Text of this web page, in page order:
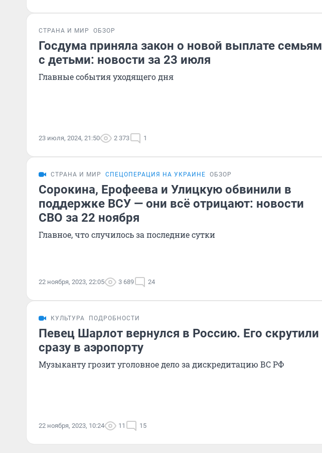
СТРАНА И МИР ОБЗОР
Госдума приняла закон о новой выплате семьям
с детьми: новости за 23 июля
Главные события уходящего дня
23 июля, 2024, 21:50 2 373 1
СТРАНА И МИР СПЕЦОПЕРАЦИЯ НА УКРАИНЕ ОБЗОР
Сорокина, Ерофеева и Улицкую обвинили в
поддержке ВСУ — они всё отрицают: новости
СВО за 22 ноября
Главное, что случилось за последние сутки
22 ноября, 2023, 22:05 3 689 24
КУЛЬТУРА ПОДРОБНОСТИ
Певец Шарлот вернулся в Россию. Его скрутили
сразу в аэропорту
Музыканту грозит уголовное дело за дискредитацию ВС РФ
22 ноября, 2023, 10:24 11 15